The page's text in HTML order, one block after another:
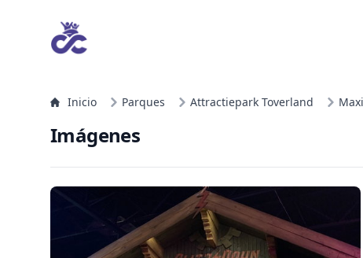
Inicio Parques Attractiepark Toverland
Imágenes